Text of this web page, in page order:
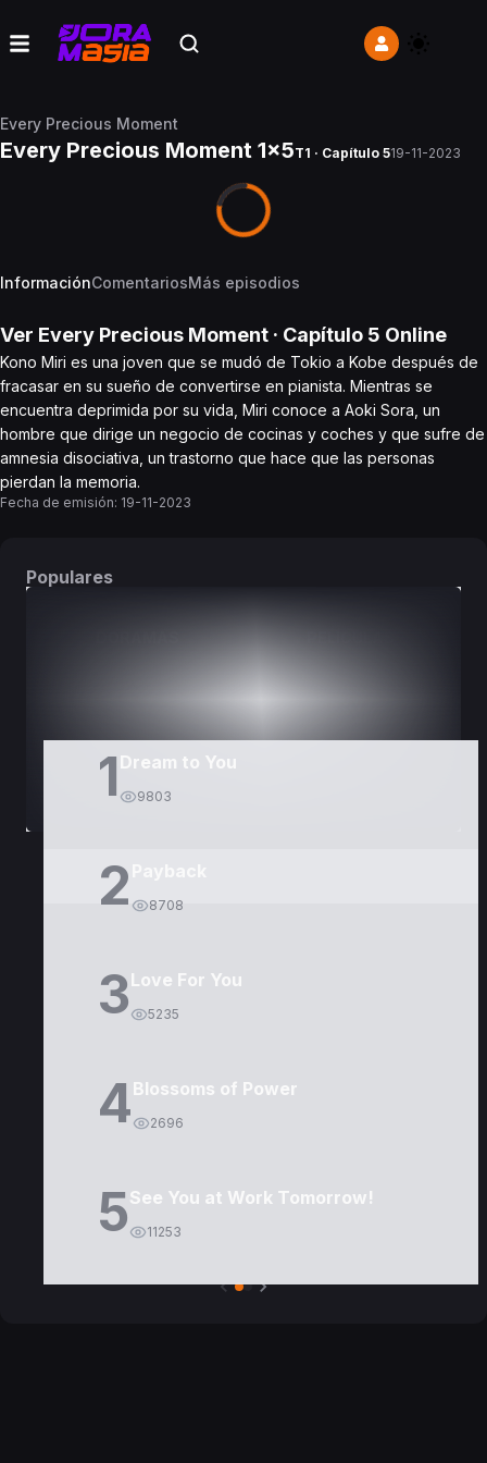
Every Precious Moment
Every Precious Moment 1x5T1 · Capítulo 519-11-2023
InformaciónComentariosMás episodios
Ver Every Precious Moment · Capítulo 5 Online
Kono Miri es una joven que se mudó de Tokio a Kobe después de
fracasar en su sueño de convertirse en pianista. Mientras se
encuentra deprimida por su vida, Miri conoce a Aoki Sora, un
hombre que dirige un negocio de cocinas y coches y que sufre de
amnesia disociativa, un trastorno que hace que las personas
pierdan la memoria.
Fecha de emisión: 19-11-2023
Populares
1 Dream to You
9803
2 8708
3Love For You
5235
4Blossoms of Power
2696
5See You at Work Tomorrow!
11253